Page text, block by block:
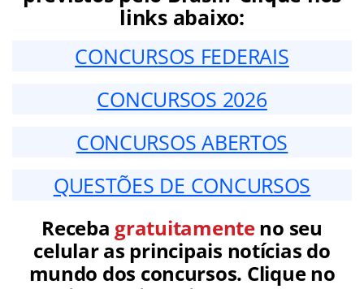
links abaixo:
CONCURSOS FEDERAIS
CONCURSOS 2026
CONCURSOS ABERTOS
QUESTÕES DE CONCURSOS
Receba gratuitamenteno seu
celular as principais notícias do
mundo dos concursos. Clique no